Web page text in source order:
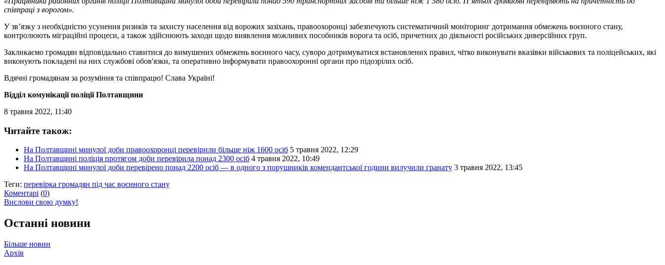
співпраці з ворогом».
У зв’язку з необхідністю усунення ризиків та захисту населення від ворожих зазіхань, правоохоронці забезпечують систематичний моніторинг дотримання обмежень воєнного стану,
контролюють міграційні процеси, а також здійснюють заходи щодо виявлення можливих пособників ворога та осіб, причетних до діяльності російських диверсійних груп.
Закликаємо громадян відповідально ставитися до вимушених обмежень воєнного часу, суворо дотримуватися встановлених правил, чітко виконувати вказівки військових та поліцейських, які
виконують покладені на них службові обов'язки, та оперативно інформувати правоохоронні органи про підозрілих осіб.
Вдячні громадянам за розуміння та співпрацю! Слава Україні!
Відділ комунікації поліції Полтавщини
8 травня 2022, 11:40
Читайте також:
На Полтавщині минулої доби правоохоронці перевірили більше ніж 1600 осіб 5 травня 2022, 12:29
На Полтавщині поліція протягом доби перевірила понад 2300 осіб 4 травня 2022, 10:49
На Полтавщині минулої доби перевірено понад 2200 осіб — в одного з порушників комендантської години вилучили гранату 3 травня 2022, 13:45
Теги: перевірка громадян під час воєнного стану
Коментарі (0)
Вислови свою думку!
Останні новини
Більше новин
Архів